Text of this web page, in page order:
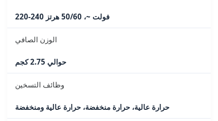
220-240 فولت ~، 50/60 هرتز
الوزن الصافي
حوالي 2.75 كجم
وظائف التسخين
حرارة عالية، حرارة منخفضة، حرارة عالية ومنخفضة